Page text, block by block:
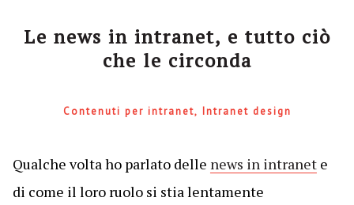
Le news in intranet, e tutto ciò
che le circonda
Contenuti per intranet Intranet design
Qualche volta ho parlato delle news in intranete
di come il loro ruolo si stia lentamente